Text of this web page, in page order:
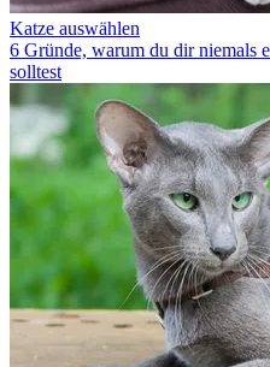
Katze auswählen
6 Gründe, warum du dir niemals
solltest